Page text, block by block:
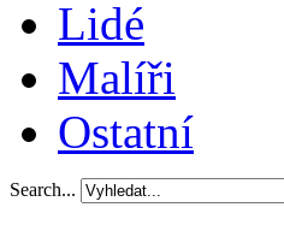
Lidé
Malíři
Ostatní
Search...